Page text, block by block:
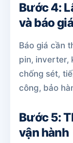
Bước 4:
và báo giá
Báo giá cần
pin, inverter,
chống sét,
công, bảo
Bước 5:
vận hành